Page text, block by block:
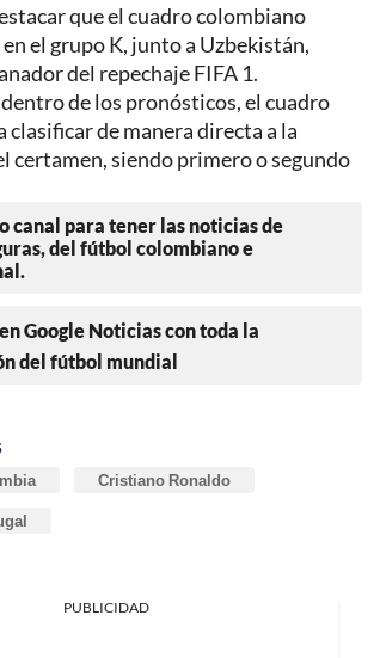
que el cuadro colombiano
el grupo K, junto a Uzbekistán,
del repechaje FIFA 1.
de los pronósticos, el cuadro
clasificar de manera directa a la
certamen, siendo primero o segundo
canal para tener las noticias de
del fútbol colombiano e
Google Noticias con toda la
del fútbol mundial
Cristiano Ronaldo
PUBLICIDAD